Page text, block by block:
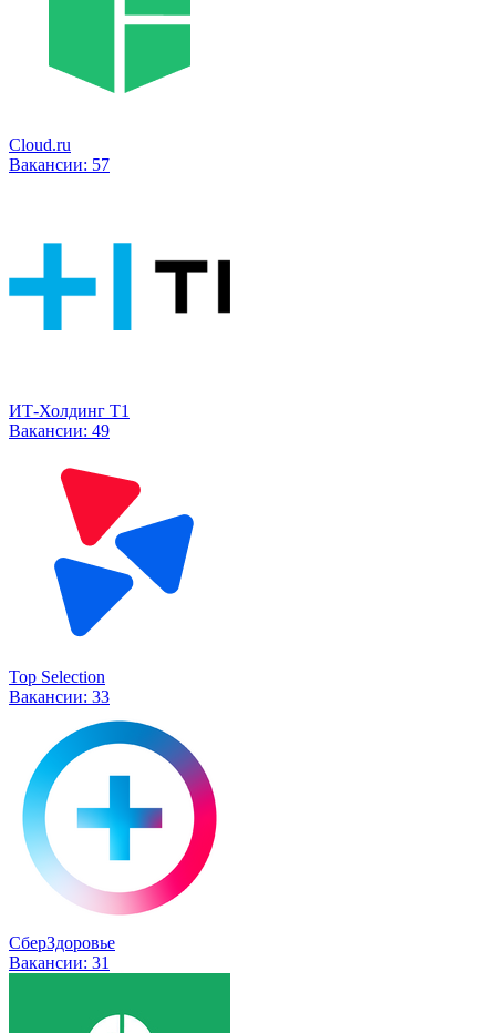
Cloud.ru
Вакансии: 57
ИТ-Холдинг Т1
Вакансии: 49
Top Selection
Вакансии: 33
СберЗдоровье
Вакансии: 31